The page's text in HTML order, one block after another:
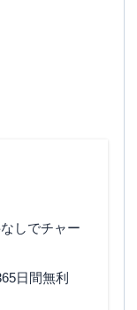
しでチャー
日間無利